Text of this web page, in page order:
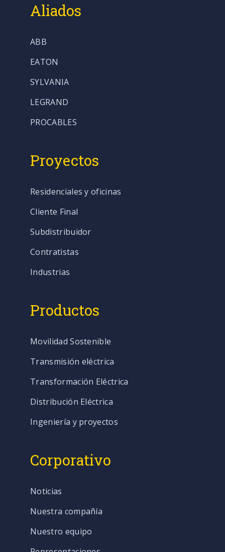
Aliados
ABB
EATON
SYLVANIA
LEGRAND
PROCABLES
Proyectos
Residenciales y oficinas
Cliente Final
Subdistribuidor
Contratistas
Industrias
Productos
Movilidad Sostenible
Transmisión eléctrica
Transformación Eléctrica
Distribución Eléctrica
Ingeniería y proyectos
Corporativo
Noticias
Nuestra compañía
Nuestro equipo